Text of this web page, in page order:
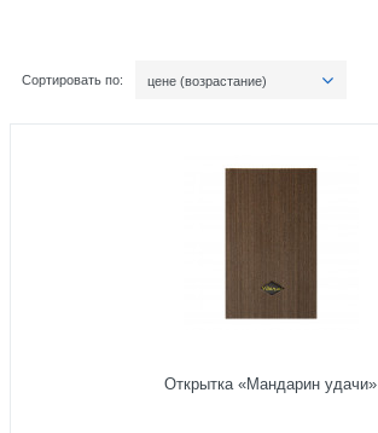
Сортировать по: цене (возрастание)
Открытка «Мандарин удачи»